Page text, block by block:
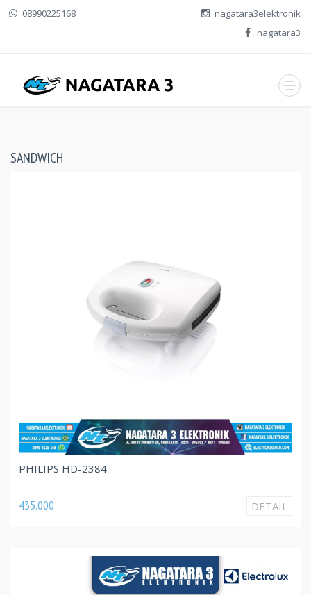
08990225168
nagatara3elektronik
nagatara3
SANDWICH
PHILIPS HD-2384
435.000 DETAIL